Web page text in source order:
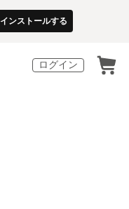
インストールする
ログイン